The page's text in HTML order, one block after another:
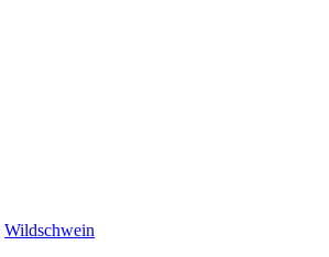
Wildschwein